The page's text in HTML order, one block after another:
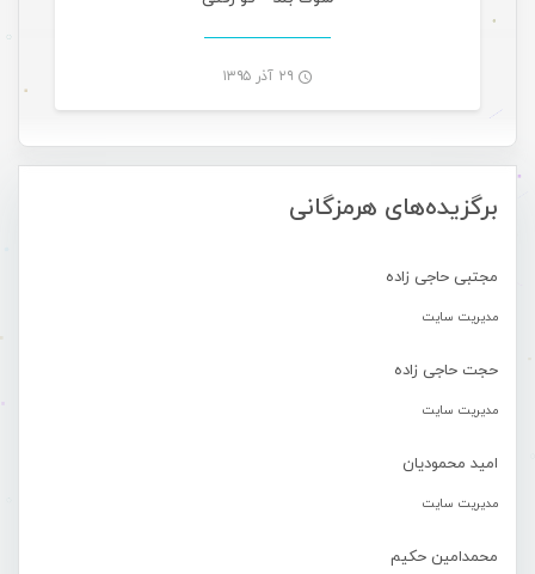
برگزیده‌های هرمزگانی
مجتبی حاجی زاده
مدیریت سایت
حجت حاجی زاده
مدیریت سایت
امید محمودیان
مدیریت سایت
محمدامین حکیم
۲۹ آذر ۱۳۹۵